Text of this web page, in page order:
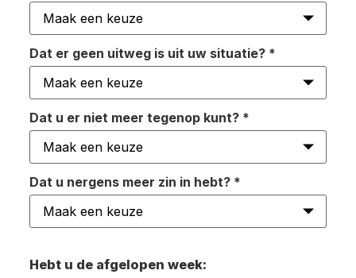
Dat er geen uitweg is uit uw situatie? *
Dat u er niet meer tegenop kunt? *
Dat u nergens meer zin in hebt? *
Hebt u de afgelopen week: